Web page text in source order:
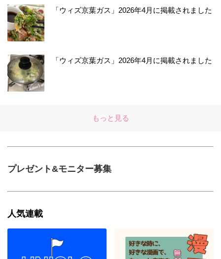
「ウィズ京葉ガス」2026年4月に掲載されました
「ウィズ京葉ガス」2026年4月に掲載されました
もっと見る
プレゼント&モニター募集
人気連載